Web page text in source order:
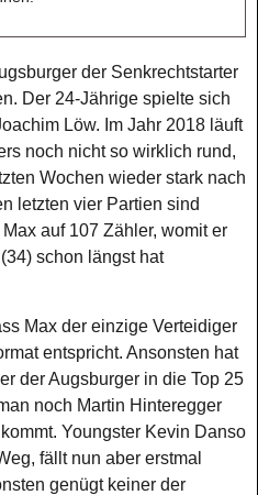
der Senkrechtstarter
Der 24-Jährige spielte sich
Löw. Im Jahr 2018 läuft
noch nicht so wirklich rund,
Wochen wieder stark nach
letzten vier Partien sind
auf 107 Zähler, womit er
schon längst hat
Max der einzige Verteidiger
entspricht. Ansonsten hat
der Augsburger in die Top 25
noch Martin Hinteregger
Youngster Kevin Danso
fällt nun aber erstmal
genügt keiner der